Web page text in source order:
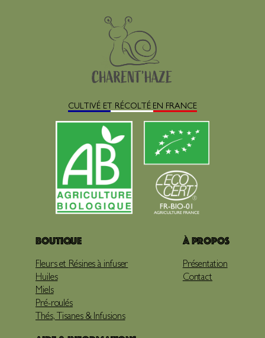
CULTIVÉ ET RÉCOLTÉ EN FRANCE
Boutique
Fleurs et Résines à infuser
Huiles
Miels
Pré-roulés
Thés, Tisanes & Infusions
À propos
Présentation
Contact